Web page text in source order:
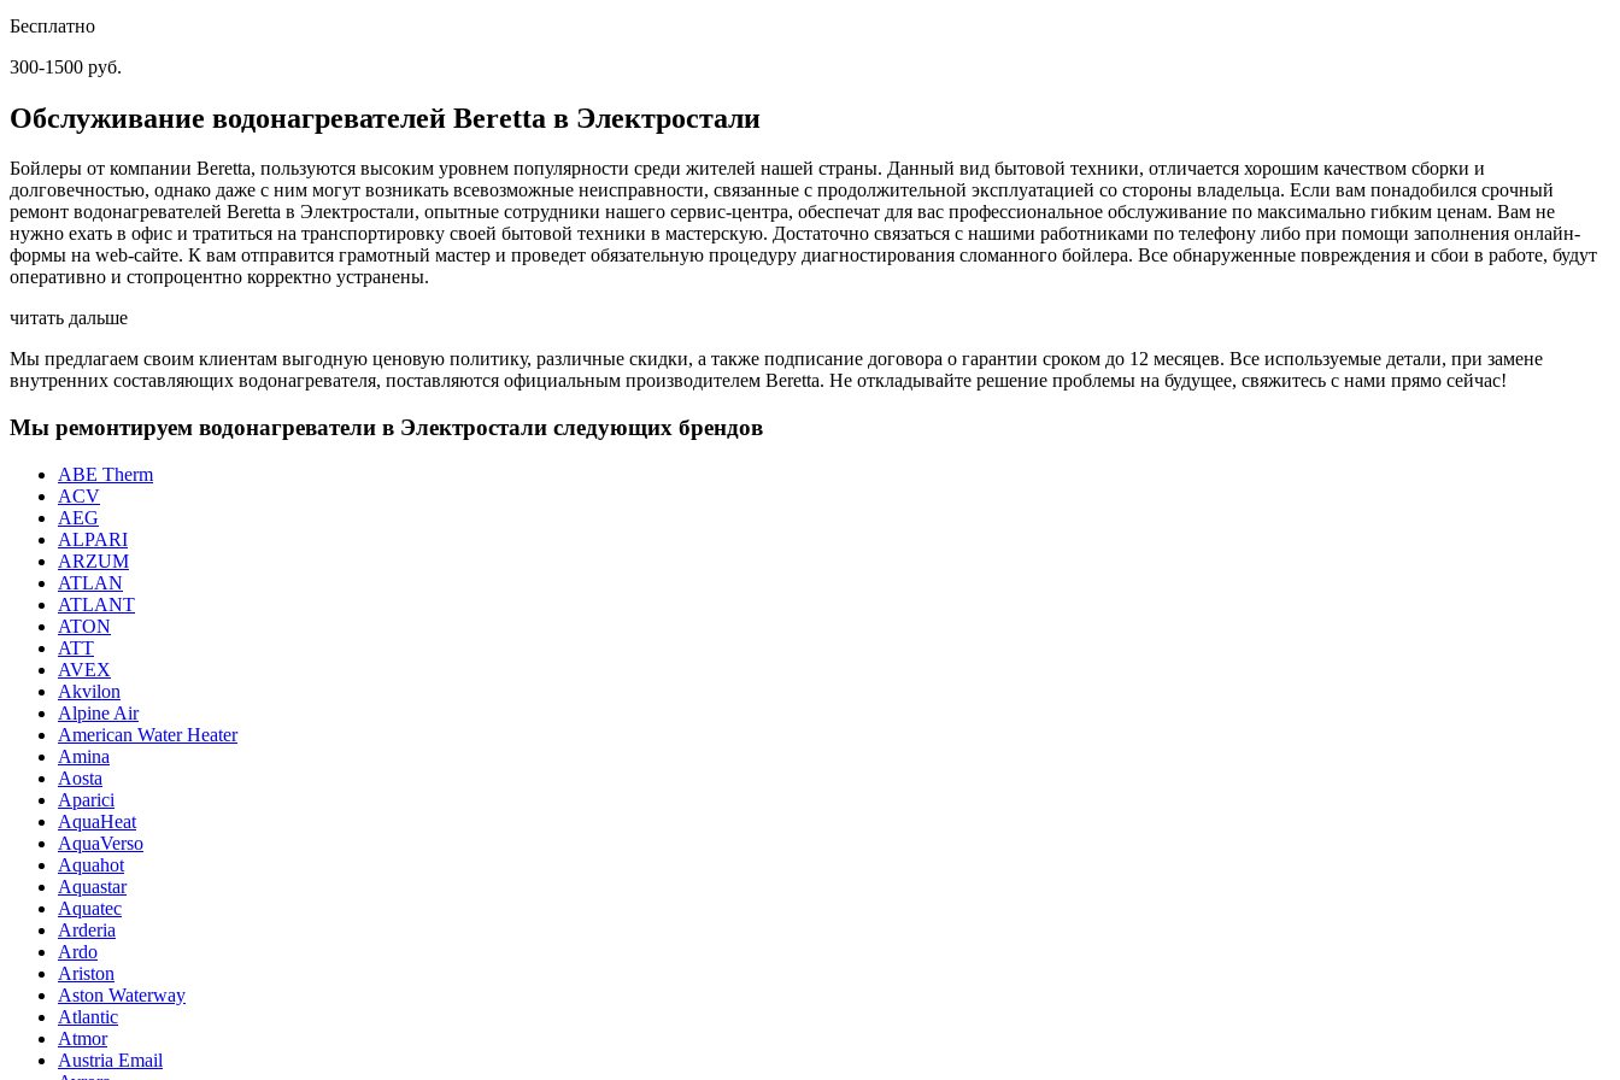
Бесплатно
300-1500 руб.
Обслуживание водонагревателей Beretta в Электростали
Бойлеры от компании Beretta, пользуются высоким уровнем популярности среди жителей нашей страны. Данный вид бытовой техники, отличается хорошим качеством сборки и
долговечностью, однако даже с ним могут возникать всевозможные неисправности, связанные с продолжительной эксплуатацией со стороны владельца. Если вам понадобился срочный
ремонт водонагревателей Beretta в Электростали, опытные сотрудники нашего сервис-центра, обеспечат для вас профессиональное обслуживание по максимально гибким ценам. Вам не
нужно ехать в офис и тратиться на транспортировку своей бытовой техники в мастерскую. Достаточно связаться с нашими работниками по телефону либо при помощи заполнения онлайн-
формы на web-сайте. К вам отправится грамотный мастер и проведет обязательную процедуру диагностирования сломанного бойлера. Все обнаруженные повреждения и сбои в работе, будут
оперативно и стопроцентно корректно устранены.
читать дальше
Мы предлагаем своим клиентам выгодную ценовую политику, различные скидки, а также подписание договора о гарантии сроком до 12 месяцев. Все используемые детали, при замене
внутренних составляющих водонагревателя, поставляются официальным производителем Beretta. Не откладывайте решение проблемы на будущее, свяжитесь с нами прямо сейчас!
Мы ремонтируем водонагреватели в Электростали следующих брендов
ABE Therm
ACV
AEG
ALPARI
ARZUM
ATLAN
ATLANT
ATON
ATT
AVEX
Akvilon
Alpine Air
American Water Heater
Amina
Aosta
Aparici
AquaHeat
AquaVerso
Aquahot
Aquastar
Aquatec
Arderia
Ardo
Ariston
Aston Waterway
Atlantic
Atmor
Austria Email